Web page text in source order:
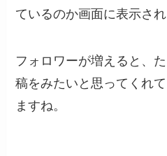
ているのか画面に表示され
フォロワーが増えると、
稿をみたいと思ってくれ
ますね。